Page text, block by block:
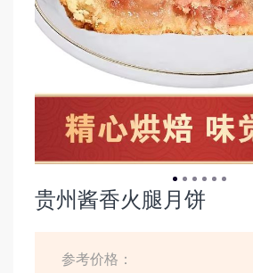
贵州酱香火腿月饼
参考价格：